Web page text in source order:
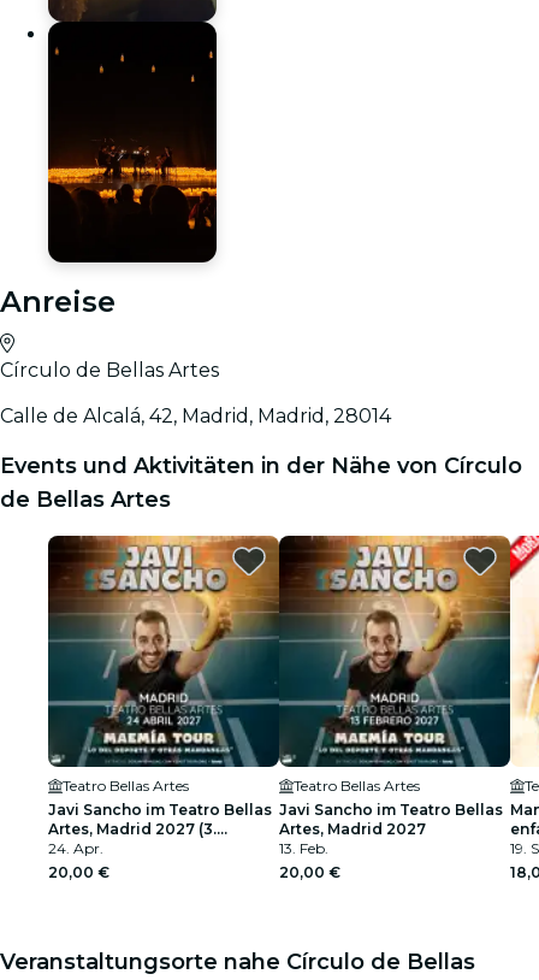
Anreise
Círculo de Bellas Artes
Calle de Alcalá, 42, Madrid, Madrid, 28014
Events und Aktivitäten in der Nähe von Círculo
de Bellas Artes
Teatro Bellas Artes
Javi Sancho im Teatro Bellas
Artes, Madrid 2027 (3.
Termin)
24. Apr.
20,00 €
Teatro Bellas Artes
Javi Sancho im Teatro Bellas
Artes, Madrid 2027
13. Feb.
20,00 €
im
19.
Veranstaltungsorte nahe Círculo de Bellas